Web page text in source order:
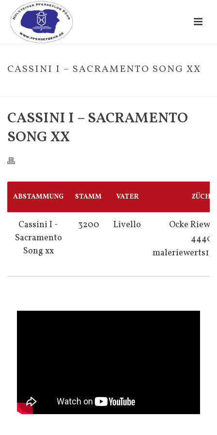
CASSINI I – SACRAMENTO SONG XX
CASSINI I – SACRAMENTO
SONG XX
ABSTAMMUNG STAMM VATER
Cassini I -
Sacramento
Song xx
3200 Livello
Ocke